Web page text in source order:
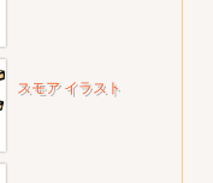
スモア イラスト